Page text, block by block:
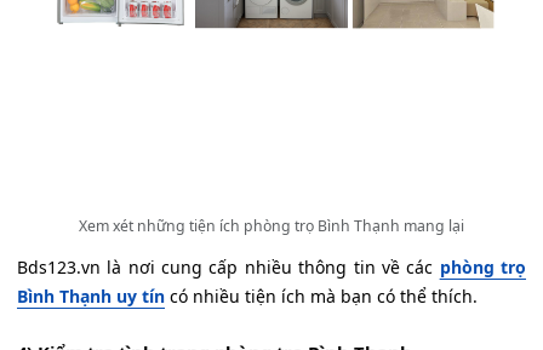
Xem xét những tiện ích phòng trọ Bình Thạnh mang lại
Bds123.vn là nơi cung cấp nhiều thông tin về các phòng trọ
Bình Thạnh uy tín có nhiều tiện ích mà bạn có thể thích.